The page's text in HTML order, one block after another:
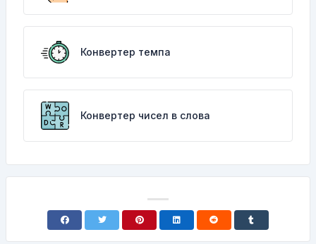
Конвертер темпа
Конвертер чисел в слова